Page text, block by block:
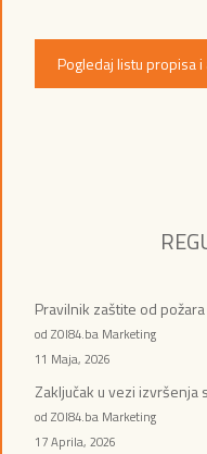
Pogledaj listu propisa i
Pravilnik zaštite od požara
od ZOI84.ba Marketing
11 Maja, 2026
Zaključak u vezi izvršenja
od ZOI84.ba Marketing
17 Aprila, 2026